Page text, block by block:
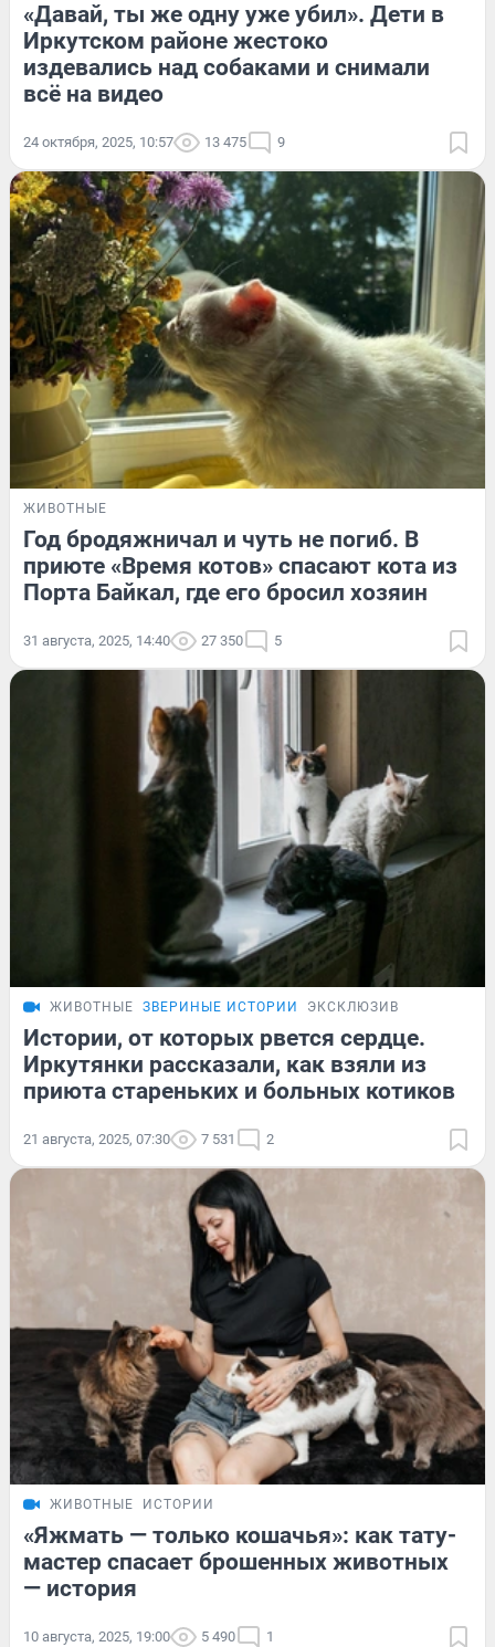
«Давай, ты же одну уже убил». Дети в
Иркутском районе жестоко
издевались над собаками и снимали
всё на видео
24 октября, 2025, 10:57 13 475 9
ЖИВОТНЫЕ
Год бродяжничал и чуть не погиб. В
приюте «Время котов» спасают кота из
Порта Байкал, где его бросил хозяин
31 августа, 2025, 14:40 27 350 5
ЖИВОТНЫЕ ЗВЕРИНЫЕ ИСТОРИИ ЭКСКЛЮЗИВ
Истории, от которых рвется сердце.
Иркутянки рассказали, как взяли из
приюта стареньких и больных котиков
21 августа, 2025, 07:30 7 531 2
ЖИВОТНЫЕ ИСТОРИИ
«Яжмать — только кошачья»: как тату-
мастер спасает брошенных животных
— история
10 августа, 2025, 19:00 5 490 1